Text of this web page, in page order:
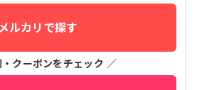
ルカリで探す
クーポンをチェック ／